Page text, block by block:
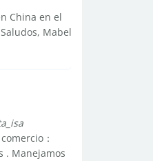
China en el
Mabel
：
. Manejamos